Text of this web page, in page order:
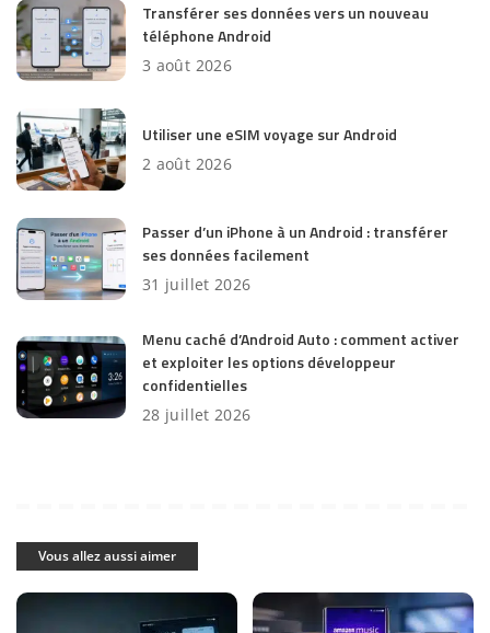
Transférer ses données vers un nouveau
téléphone Android
3 août 2026
Utiliser une eSIM voyage sur Android
2 août 2026
Passer d’un iPhone à un Android : transférer
ses données facilement
31 juillet 2026
Menu caché d’Android Auto : comment activer
et exploiter les options développeur
confidentielles
28 juillet 2026
Vous allez aussi aimer